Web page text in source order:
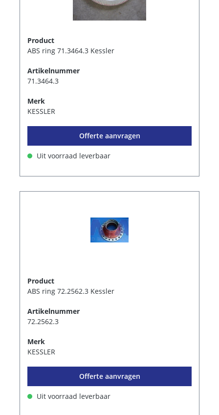
Product
ABS ring 71.3464.3 Kessler
Artikelnummer
71.3464.3
Merk
KESSLER
Offerte aanvragen
Uit voorraad leverbaar
Product
ABS ring 72.2562.3 Kessler
Artikelnummer
72.2562.3
Merk
KESSLER
Offerte aanvragen
Uit voorraad leverbaar